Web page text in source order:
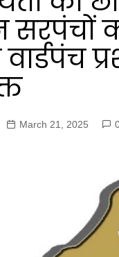
सरपंचों
March 21, 2025